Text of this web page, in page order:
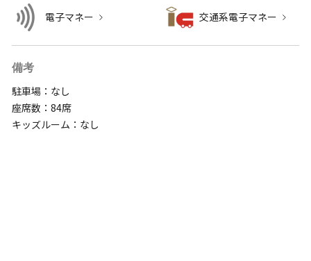
電子マネー 交通系電子マネー
備考
駐車場：なし
座席数：84席
キッズルーム：なし